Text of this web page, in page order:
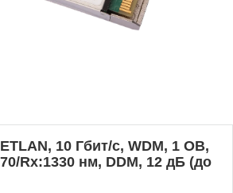
10 Гбит/с, WDM, 1 ОВ,
Rx:1330 нм, DDM, 12 дБ (до